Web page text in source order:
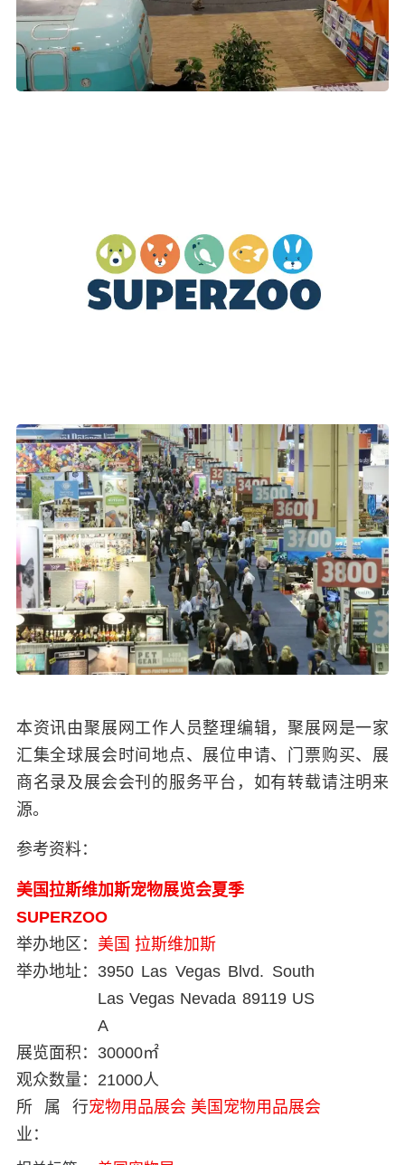
本资讯由聚展网工作人员整理编辑，聚展网是一家
汇集全球展会时间地点、展位申请、门票购买、展
商名录及展会会刊的服务平台，如有转载请注明来
源。
参考资料：
美国拉斯维加斯宠物展览会夏季
SUPERZOO
举办地区： 美国 拉斯维加斯
举办地址： 3950 Las Vegas Blvd. South
Las Vegas Nevada 89119 US
A
展览面积： 30000㎡
观众数量： 21000人
所属行
业：
宠物用品展会 美国宠物用品展会